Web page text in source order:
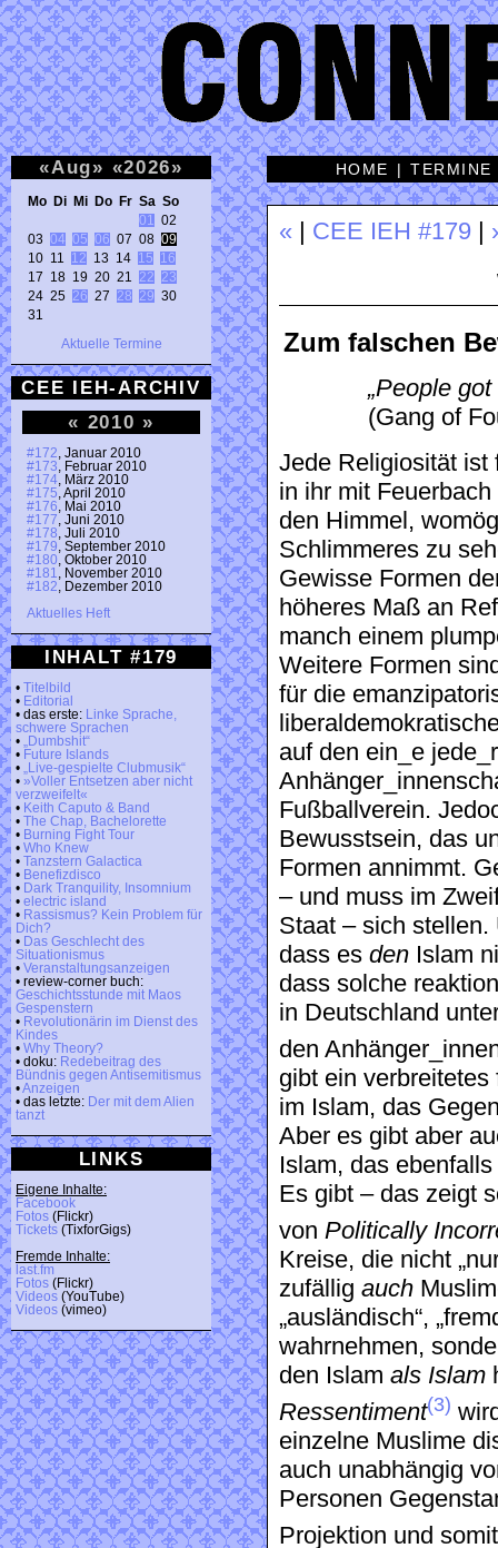
«Aug» «2026»
Mo Di Mi Do Fr Sa So
01
02
03 04 05 06 07 08 09
10 11 12 13 14 15
16
17 18 19 20 21 22
23
24 25 26 27 28 29 30
31
Aktuelle Termine
CEE IEH-ARCHIV
« 2010 »
#172 , Januar 2010
#173 , Februar 2010
#174 , März 2010
#175 , April 2010
#176 , Mai 2010
#177 , Juni 2010
#178 , Juli 2010
#179 , September 2010
#180 , Oktober 2010
#181
, November 2010
#182 , Dezember 2010
Aktuelles Heft
INHALT #179
• Titelbild
• Editorial
• das erste:
Linke Sprache,
schwere Sprachen
•
„Dumbshit“
• Future Islands
•
„Live-gespielte Clubmusik“
• »Voller Entsetzen aber nicht
verzweifelt«
• Keith Caputo & Band
• The Chap, Bachelorette
• Burning Fight Tour
• Who Knew
• Tanzstern Galactica
• Benefizdisco
• Dark Tranquility, Insomnium
• electric island
• Rassismus? Kein Problem für
Dich?
• Das Geschlecht des
Situationismus
• Veranstaltungsanzeigen
• review-corner buch:
Geschichtsstunde mit Maos
Gespenstern
• Revolutionärin im Dienst des
Kindes
• Why Theory?
• doku: Redebeitrag des
Bündnis gegen Antisemitismus
•Anzeigen
• das letzte: Der mit dem Alien
tanzt
LINKS
Eigene Inhalte:
Facebook
Fotos (Flickr)
Tickets (TixforGigs)
Fremde Inhalte:
last.fm
Fotos (Flickr)
Videos (YouTube)
Videos (vimeo)
HOME |TERMINE
« CEE IEH #179
Zum falschen
„People
(Gang of
Jede Religiosität ist
in ihr mit
den Himmel,
Schlimmeres zu
Gewisse Formen
höheres Maß an
manch einem
Weitere Formen
für die
auf den ein_e
Fußballverein.
Bewusstsein, das
Formen annimmt.
– und muss im
Staat – sich
dass es den Islam
dass solche
in Deutschland
den
gibt ein
im Islam, das
Aber es gibt aber
Islam, das
Es gibt – das zeigt
von Politically
Kreise, die nicht
zufällig auch
„ausländisch“,
wahrnehmen,
den Islam als Islam
Ressentiment(3)
einzelne Muslime
auch unabhängig
Personen
Projektion und